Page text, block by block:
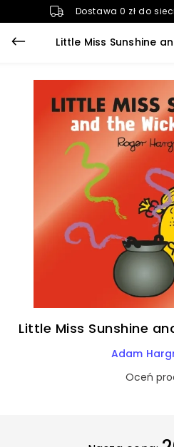
Dostawa 0 zł do
Little Miss Sunshine
Adam
Oceń